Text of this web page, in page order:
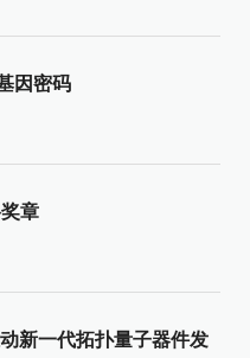
因密码
章
新一代拓扑量子器件发